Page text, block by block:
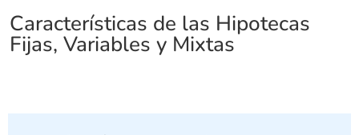
Características de las Hipotecas
Fijas, Variables y Mixtas